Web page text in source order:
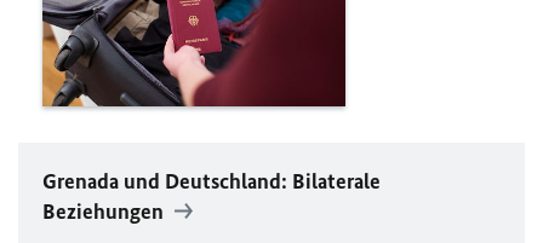
Grenada und Deutschland: Bilaterale
Beziehungen